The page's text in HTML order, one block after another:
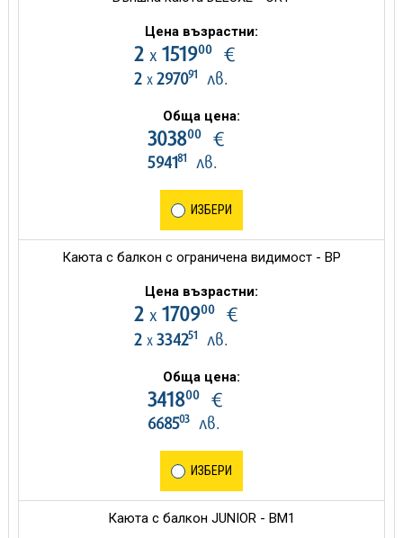
Цена възрастни:
2 х 151900€
2 х 297091 лв.
Обща цена:
303800€
594181 лв.
ИЗБЕРИ
Каюта с балкон с ограничена видимост - BP
Цена възрастни:
2 х 170900€
2 х 334251 лв.
Обща цена:
341800€
668503лв.
ИЗБЕРИ
Каюта с балкон JUNIOR - BM1